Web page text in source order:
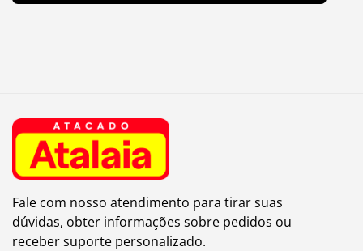
Fale com nosso atendimento para tirar suas
dúvidas, obter informações sobre pedidos ou
receber suporte personalizado.